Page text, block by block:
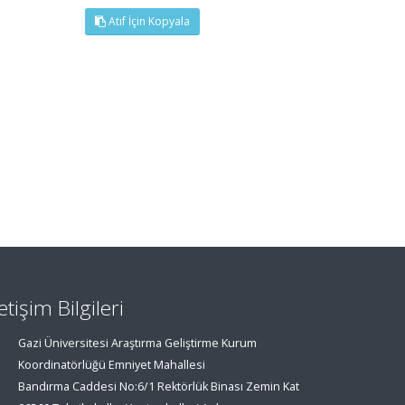
Atıf İçin Kopyala
Bilgileri
Gazi Üniversitesi Araştırma Geliştirme Kurum
Koordinatörlüğü Emniyet Mahallesi
Bandırma Caddesi No:6/1 Rektörlük Binası Zemin Kat